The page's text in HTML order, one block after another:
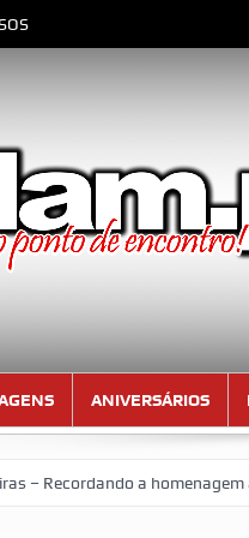
ANIVERSÁRIOS
a homenagem ao “4